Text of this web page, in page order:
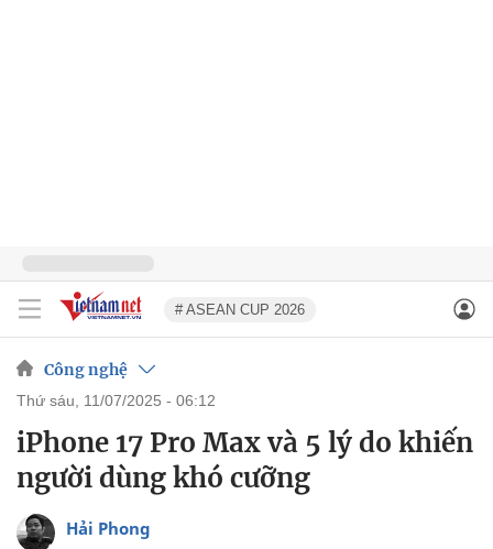
# ASEAN CUP 2026
Công nghệ
thứ sáu, 11/07/2025 - 06:12
iPhone 17 Pro Max và 5 lý do khiến
người dùng khó cưỡng
Hải Phong